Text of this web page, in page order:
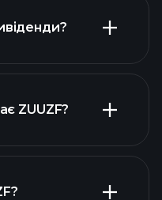
ZUUZF?
найбільших